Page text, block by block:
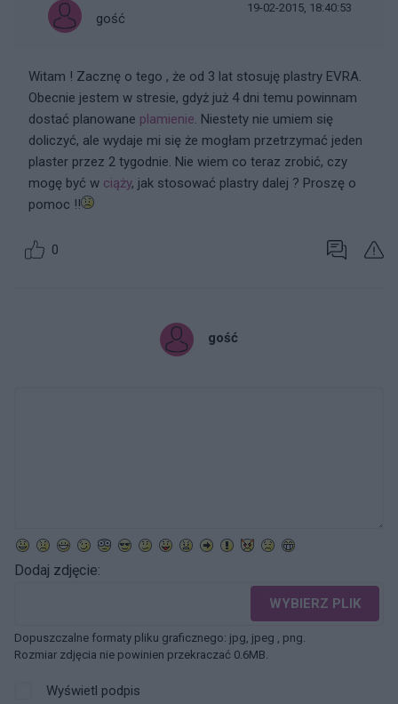
gość
19-02-2015, 18:40:53
Witam ! Zacznę o tego , że od 3 lat stosuję plastry EVRA.
Obecnie jestem w stresie, gdyż już 4 dni temu powinnam
dostać planowane plamienie. Niestety nie umiem się
doliczyć, ale wydaje mi się że mogłam przetrzymać jeden
plaster przez 2 tygodnie. Nie wiem co teraz zrobić, czy
mogę być w ciąży, jak stosować plastry dalej ? Proszę o
pomoc !!
0
gość
Dodaj zdjęcie:
WYBIERZ PLIK
Dopuszczalne formaty pliku graficznego: jpg, jpeg , png.
Rozmiar zdjęcia nie powinien przekraczać 0.6MB.
Wyświetl podpis